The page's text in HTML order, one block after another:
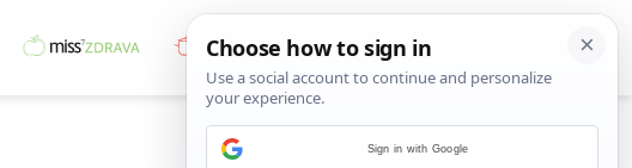
Sign in with Google